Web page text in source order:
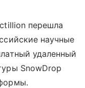
перешла
научные
удаленный
SnowDrop